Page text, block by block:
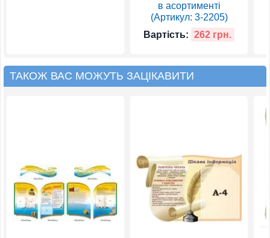
в асортименті
(Артикул: 3-2205)
Вартість: 262 грн.
ТАКОЖ ВАС МОЖУТЬ ЗАЦІКАВИТИ